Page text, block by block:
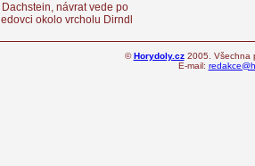
Dachstein, návrat vede po
ledovci okolo vrcholu Dirndl
©Horydoly.cz2005. Všechna
E-mail: